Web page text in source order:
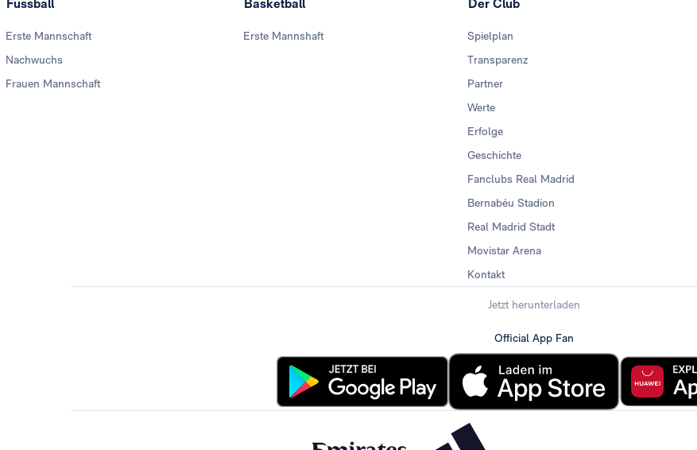
Fussball
Erste Mannschaft
Nachwuchs
Frauen Mannschaft
Basketball
Erste Mannshaft
Der Club
Spielplan
Transparenz
Partner
Werte
Erfolge
Geschichte
Fanclubs Real Madrid
Bernabéu Stadion
Real Madrid Stadt
Movistar Arena
Kontakt
Jetzt herunterladen
Official App Fan